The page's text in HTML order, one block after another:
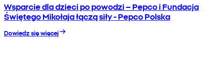
Wsparcie dla dzieci po powodzi – Pepco i Fundacja
Świętego Mikołaja łączą siły - Pepco Polska
Dowiedz się więcej